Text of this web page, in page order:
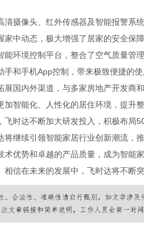
清摄像头、红外传感器及智能报警系
家中动态，极大增强了居家的安全保
能环境控制平台，整合了空气质量管
手和手机App控制，带来极致便捷的
展国内外渠道，与多家房地产开发商
加智能化、人性化的居住环境，提升
飞时达不断加大研发投入，积极布局
将继续引领智能家居行业创新潮流，
术优势和卓越的产品质量，成为智能
相信在未来的发展中，飞时达将不断